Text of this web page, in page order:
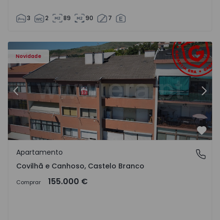
3 2 89 90 7
Novidade
- 18
Apartamento T2 Covilhã, Covilhã e Canhoso - 1497806 -
Anterior
Covilhã e Canhoso, Castelo Branco
Apartamento
Covilhã e Canhoso, Castelo Branco
Comprar 155.000 €